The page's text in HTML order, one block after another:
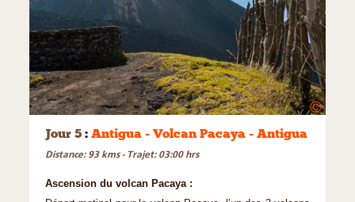
©
Jour 5 : Antigua - Volcan Pacaya - Antigua
Distance: 93 kms - Trajet: 03:00 hrs
Ascension du volcan Pacaya :